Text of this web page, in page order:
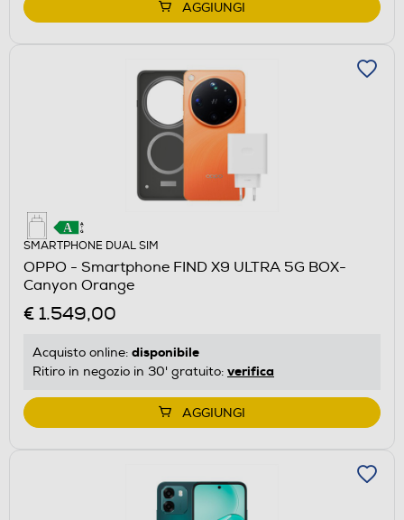
AGGIUNGI
SMARTPHONE DUAL SIM
OPPO - Smartphone FIND X9 ULTRA 5G BOX-
Canyon Orange
€ 1.549,00
Acquisto online: disponibile
Ritiro in negozio in 30' gratuito: verifica
AGGIUNGI